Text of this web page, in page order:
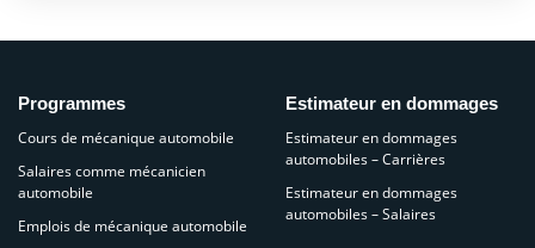
Programmes
Cours de mécanique automobile
Salaires comme mécanicien
automobile
Emplois de mécanique automobile
Estimateur en dommages
Estimateur en dommages
automobiles – Carrières
Estimateur en dommages
automobiles – Salaires